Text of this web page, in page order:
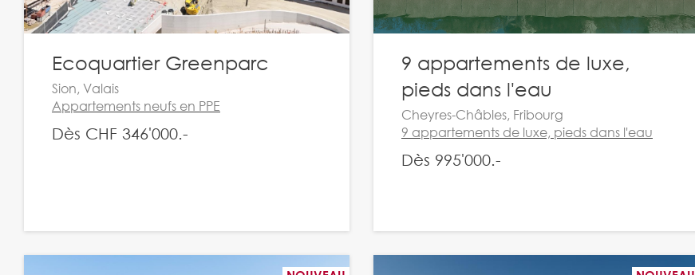
Ecoquartier Greenparc
Sion, Valais
Appartements neufs en PPE
Dès CHF 346'000.-
9 appartements de luxe,
pieds dans l'eau
Cheyres-Châbles, Fribourg
9 appartements de luxe, pieds dans l'eau
Dès 995'000.-